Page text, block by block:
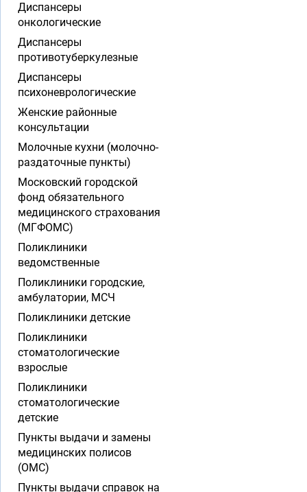
Диспансеры
онкологические
Диспансеры
противотуберкулезные
Диспансеры
психоневрологические
Женские районные
консультации
Молочные кухни (молочно-
раздаточные пункты)
Московский городской
фонд обязательного
медицинского страхования
(МГФОМС)
Поликлиники
ведомственные
Поликлиники городские,
амбулатории, МСЧ
Поликлиники детские
Поликлиники
стоматологические
взрослые
Поликлиники
стоматологические
детские
Пункты выдачи и замены
медицинских полисов
(ОМС)
Пункты выдачи справок на